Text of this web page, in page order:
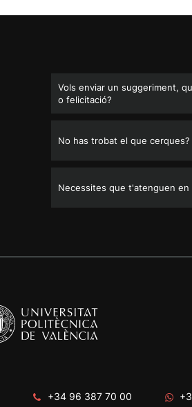
Vols enviar un suggeriment,
o felicitació?
No has trobat el que cerques?
Necessites que t'atenguen en
+34 96 387 70 00